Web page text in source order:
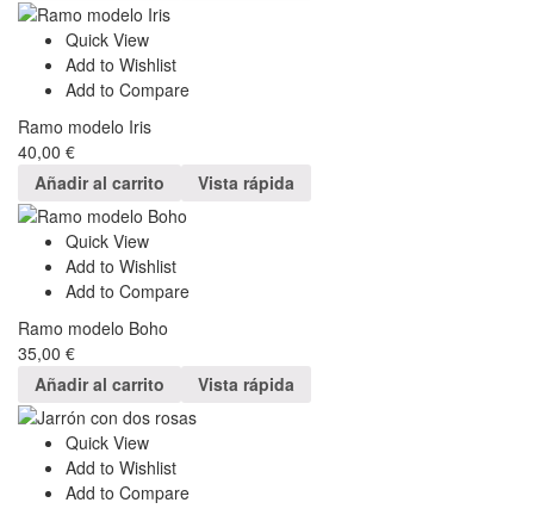
Quick View
Add to Wishlist
Add to Compare
Ramo modelo Iris
40,00 €
Añadir al carrito
Vista rápida
Quick View
Add to Wishlist
Add to Compare
Ramo modelo Boho
35,00 €
Añadir al carrito
Vista rápida
Quick View
Add to Wishlist
Add to Compare